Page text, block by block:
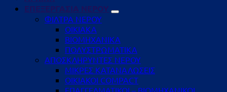
ΕΠΕΞΕΡΓΑΣΙΑ ΝΕΡΟΥ
ΦΙΛΤΡΑ ΝΕΡΟΥ
ΟΙΚΙΑΚΑ
ΒΙΟΜΗΧΑΝΙΚΑ
ΠΟΛΥΣΤΡΩΜΑΤΙΚΑ
ΑΠΟΣΚΛΗΡΥΝΤΕΣ ΝΕΡΟΥ
ΜΙΚΡΕΣ ΚΑΤΑΝΑΛΩΣΕΙΣ
ΟΙΚΙΑΚΟΙ COMPACT